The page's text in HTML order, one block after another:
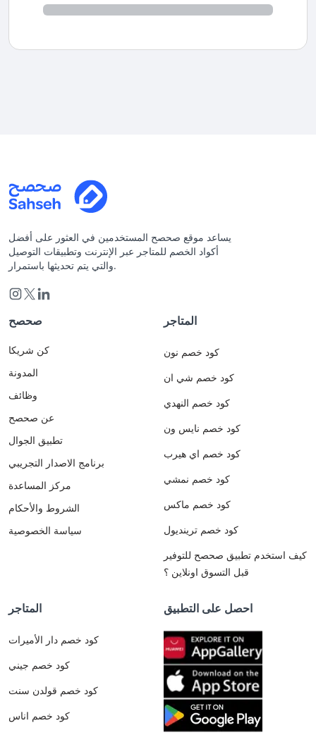
يساعد موقع صحصح المستخدمين في العثور على أفضل
أكواد الخصم للمتاجر عبر الإنترنت وتطبيقات التوصيل
والتي يتم تحديثها باستمرار.
صحصح
كن شريكا
المدونة
وظائف
عن صحصح
تطبيق الجوال
برنامج الاصدار التجريبي
مركز المساعدة
الشروط والأحكام
سياسة الخصوصية
المتاجر
كود خصم نون
كود خصم شي ان
كود خصم النهدي
كود خصم نايس ون
كود خصم اي هيرب
كود خصم نمشي
كود خصم ماكس
كود خصم ترينديول
كيف استخدم تطبيق صحصح للتوفير
قبل التسوق اونلاين ؟
المتاجر
كود خصم دار الأميرات
كود خصم جيني
كود خصم قولدن سنت
كود خصم اناس
احصل على التطبيق